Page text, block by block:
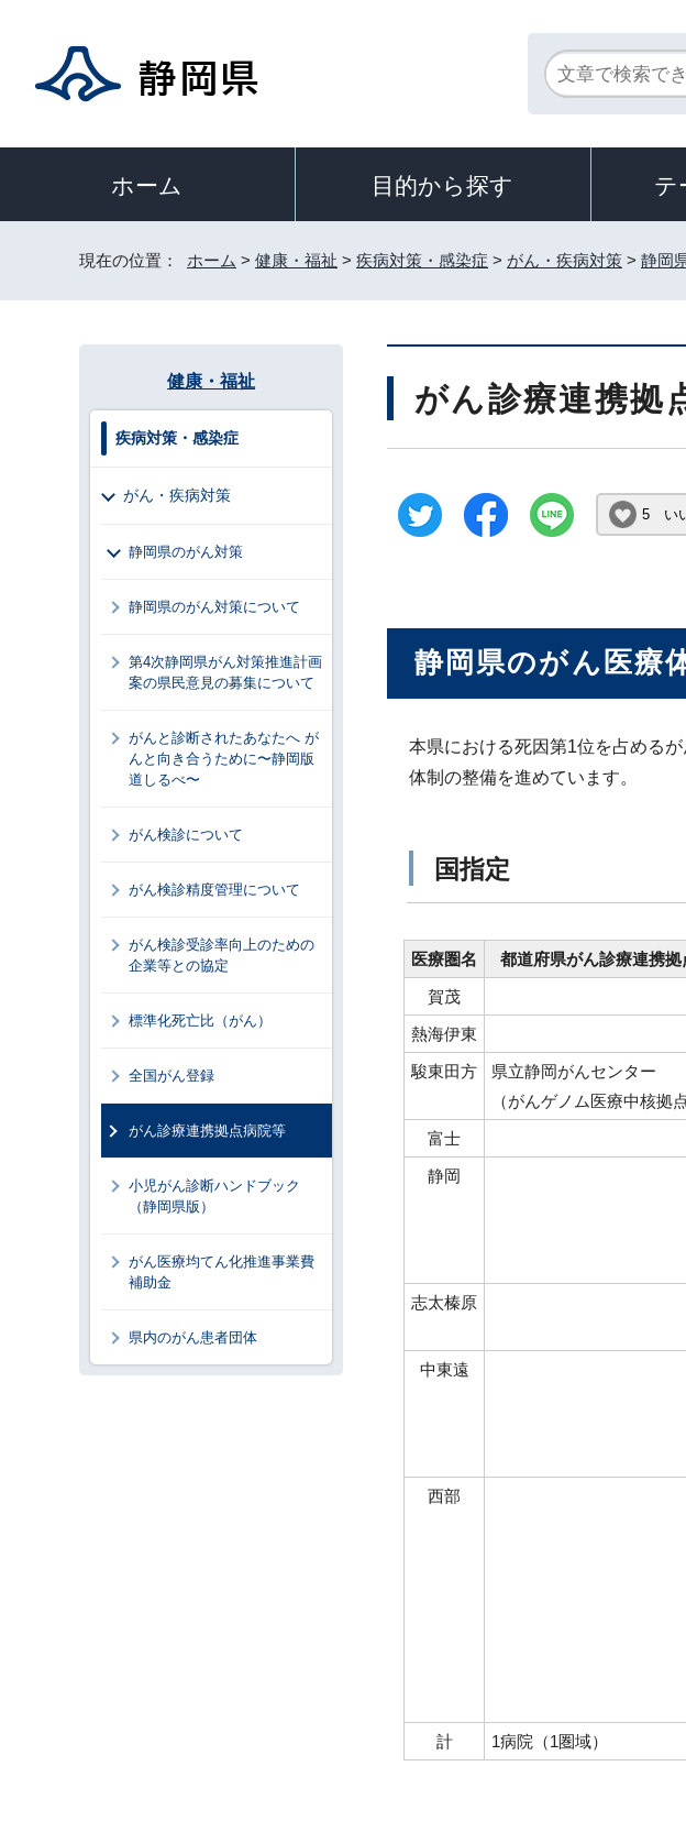
ホーム 目的から探す テ
現在の位置： ホーム > 健康・福祉 > 疾病対策・感染症 > がん・疾病対策 > 静岡
がん診療連携拠
5 い
静岡県のがん医療
本県における死因第1位を占める
体制の整備を進めています。
国指定
医療圏名 都道府県がん診療連携拠
賀茂
熱海伊東
駿東田方
県立静岡がんセンター
（がんゲノム医療中核拠
富士
静岡
志太榛原
中東遠
西部
計
1病院（1圏域）
健康・福祉
疾病対策・感染症
がん・疾病対策
静岡県のがん対策
静岡県のがん対策について
第4次静岡県がん対策推進計画
案の県民意見の募集について
がんと診断されたあなたへ が
んと向き合うために〜静岡版
道しるべ〜
がん検診について
がん検診精度管理について
がん検診受診率向上のための
企業等との協定
標準化死亡比（がん）
全国がん登録
がん診療連携拠点病院等
小児がん診断ハンドブック
（静岡県版）
がん医療均てん化推進事業費
補助金
県内のがん患者団体